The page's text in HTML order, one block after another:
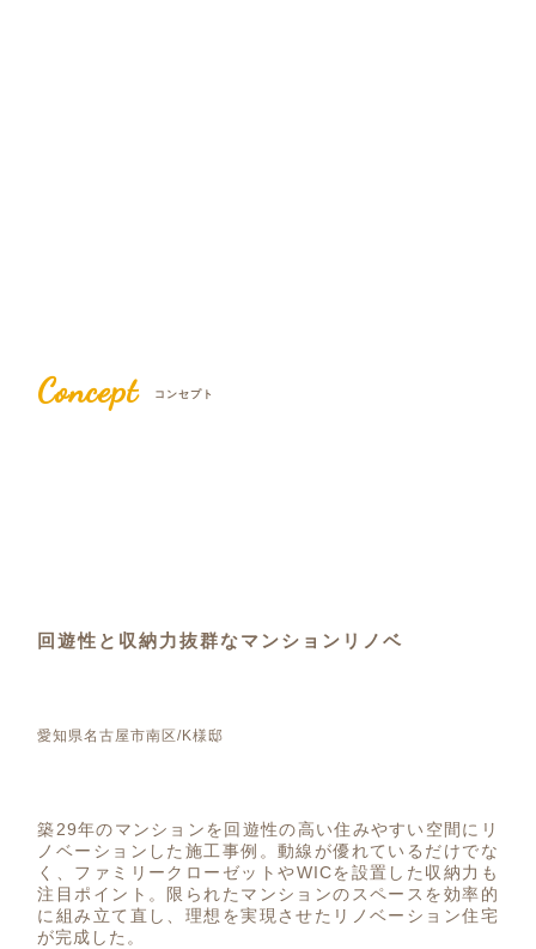
Concept コンセプト
回遊性と収納力抜群なマンションリノベ
愛知県名古屋市南区/K様邸
築29年のマンションを回遊性の高い住みやすい空間にリ
ノベーションした施工事例。動線が優れているだけでな
く、ファミリークローゼットやWICを設置した収納力も
注目ポイント。限られたマンションのスペースを効率的
に組み立て直し、理想を実現させたリノベーション住宅
が完成した。